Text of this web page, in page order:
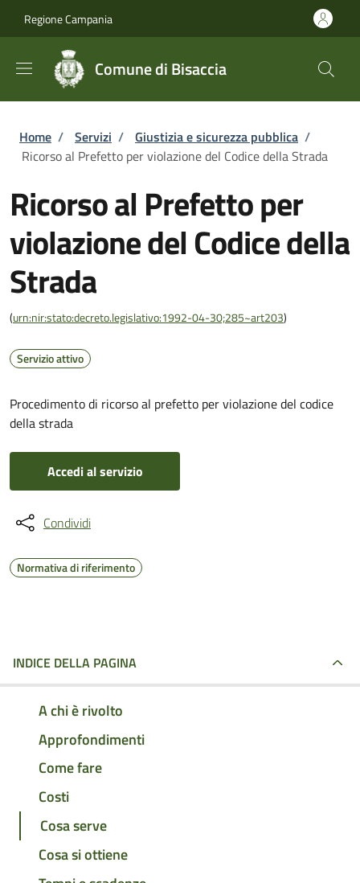
Regione Campania
Comune di Bisaccia
Briciole di pane
Home / Servizi / Giustizia e sicurezza pubblica /
Ricorso al Prefetto per violazione del Codice della Strada
Ricorso al Prefetto per
violazione del Codice della
Strada
(urn:nir:stato:decreto.legislativo:1992-04-30;285~art203)
Servizio attivo
Procedimento di ricorso al prefetto per violazione del codice
della strada
Accedi al servizio
Condividi
Normativa di riferimento
INDICE DELLA PAGINA
A chi è rivolto
Approfondimenti
Come fare
Costi
Cosa serve
Cosa si ottiene